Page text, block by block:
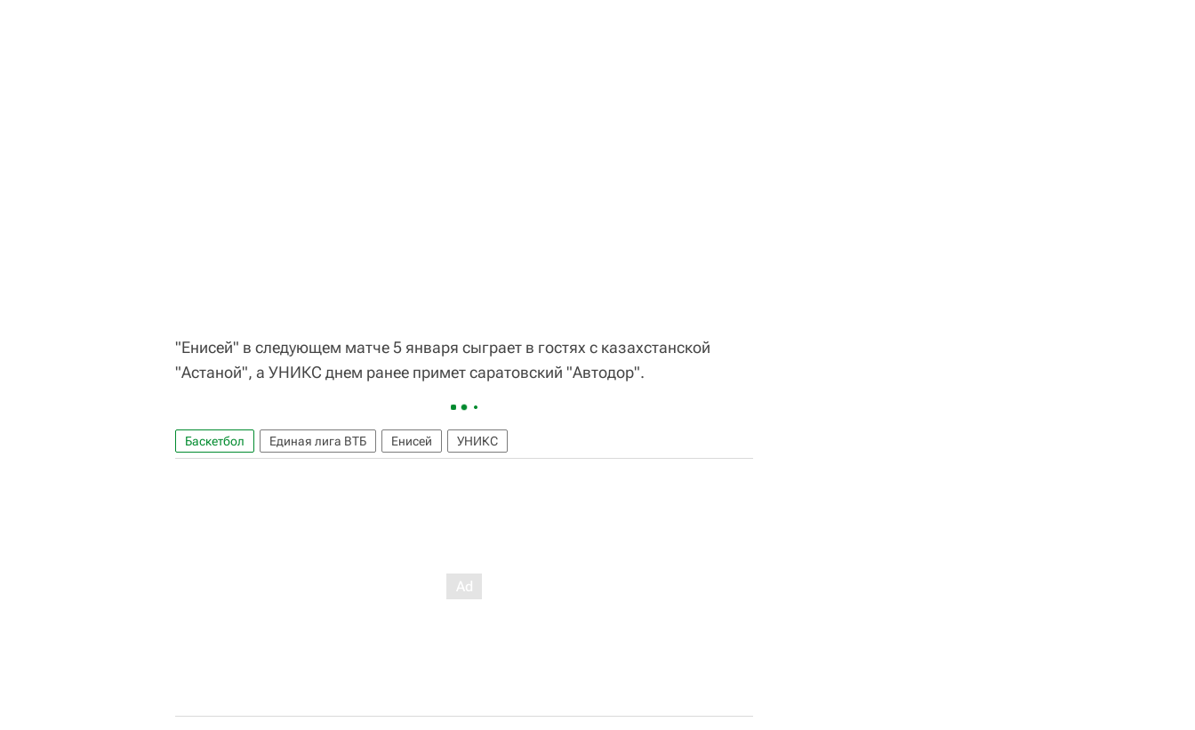
"Енисей" в следующем матче 5 января сыграет в гостях с казахстанской
"Астаной", а УНИКС днем ранее примет саратовский "Автодор".
Баскетбол Единая лига ВТБ Енисей УНИКС